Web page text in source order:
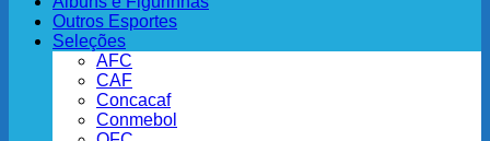
Outros Esportes
Seleções
AFC
CAF
Concacaf
Conmebol